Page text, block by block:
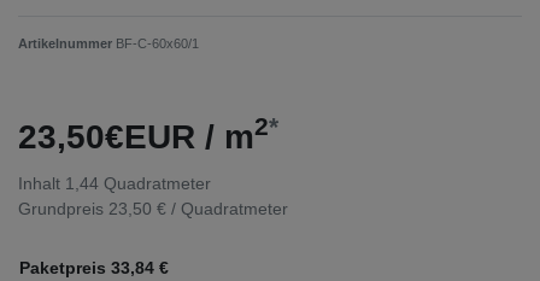
Artikelnummer BF-C-60x60/1
23,50€EUR / m2*
Inhalt 1,44 Quadratmeter
Grundpreis 23,50 € / Quadratmeter
Paketpreis 33,84 €